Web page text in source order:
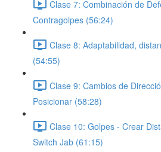
Clase 7: Combinación de
Contragolpes (56:24)
Clase 8: Adaptabilidad,
(54:55)
Clase 9: Cambios de
Posicionar (58:28)
Clase 10: Golpes - Crear
Switch Jab (61:15)